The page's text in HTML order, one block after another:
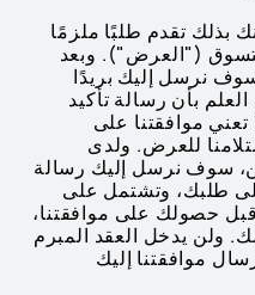
بذلك تقدم طلبًا ملزمًا
("العرض"). وبعد
نرسل إليك بريدًا
بأن رسالة تأكيد
تعني موافقتنا على
للعرض. ولدى
سوف نرسل إليك رسالة
على طلبك، وتشتمل على
حصولك على موافقتنا،
يدخل العقد المبرم
موافقتنا إليك